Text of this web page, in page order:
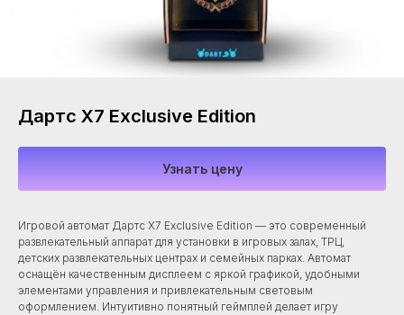
Дартс X7 Exclusive Edition
Узнать цену
Игровой автомат Дартс X7 Exclusive Edition — это современный
развлекательный аппарат для установки в игровых залах, ТРЦ,
детских развлекательных центрах и семейных парках. Автомат
оснащён качественным дисплеем с яркой графикой, удобными
элементами управления и привлекательным световым
оформлением. Интуитивно понятный геймплей делает игру